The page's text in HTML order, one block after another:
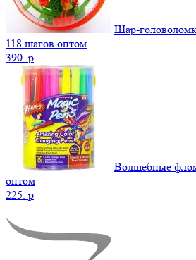
Шар-
118 шагов оптом
390. p
Волшебные
оптом
225. p